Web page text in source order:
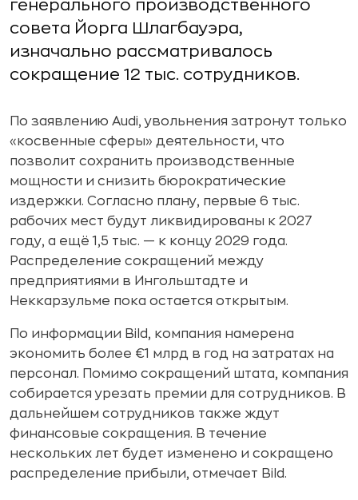
генерального производственного
совета Йорга Шлагбауэра,
изначально рассматривалось
сокращение 12 тыс. сотрудников.
По заявлению Audi, увольнения затронут только
«косвенные сферы» деятельности, что
позволит сохранить производственные
мощности и снизить бюрократические
издержки. Согласно плану, первые 6 тыс.
рабочих мест будут ликвидированы к 2027
году, а ещё 1,5 тыс. — к концу 2029 года.
Распределение сокращений между
предприятиями в Ингольштадте и
Неккарзульме пока остается открытым.
По информации Bild, компания намерена
экономить более €1 млрд в год на затратах на
персонал. Помимо сокращений штата, компания
собирается урезать премии для сотрудников. В
дальнейшем сотрудников также ждут
финансовые сокращения. В течение
нескольких лет будет изменено и сокращено
распределение прибыли, отмечает Bild.